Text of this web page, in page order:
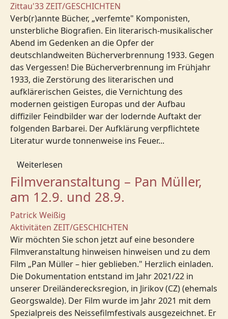
Zittau'33ZEIT/GESCHICHTEN
Verb(r)annte Bücher, „verfemte" Komponisten,
unsterbliche Biografien. Ein literarisch-musikalischer
Abend im Gedenken an die Opfer der
deutschlandweiten Bücherverbrennung 1933. Gegen
das Vergessen! Die Bücherverbrennung im Frühjahr
1933, die Zerstörung des literarischen und
aufklärerischen Geistes, die Vernichtung des
modernen geistigen Europas und der Aufbau
diffiziler Feindbilder war der lodernde Auftakt der
folgenden Barbarei. Der Aufklärung verpflichtete
Literatur wurde tonnenweise ins Feuer...
Weiterlesen
Filmveranstaltung – Pan Müller,
am 12.9. und 28.9.
Patrick Weißig
Aktivitäten ZEIT/GESCHICHTEN
Wir möchten Sie schon jetzt auf eine besondere
Filmveranstaltung hinweisen hinweisen und zu dem
Film „Pan Müller – hier geblieben." Herzlich einladen.
Die Dokumentation entstand im Jahr 2021/22 in
unserer Dreiländerecksregion, in Jirikov (CZ) (ehemals
Georgswalde). Der Film wurde im Jahr 2021 mit dem
Spezialpreis des Neissefilmfestivals ausgezeichnet. Er